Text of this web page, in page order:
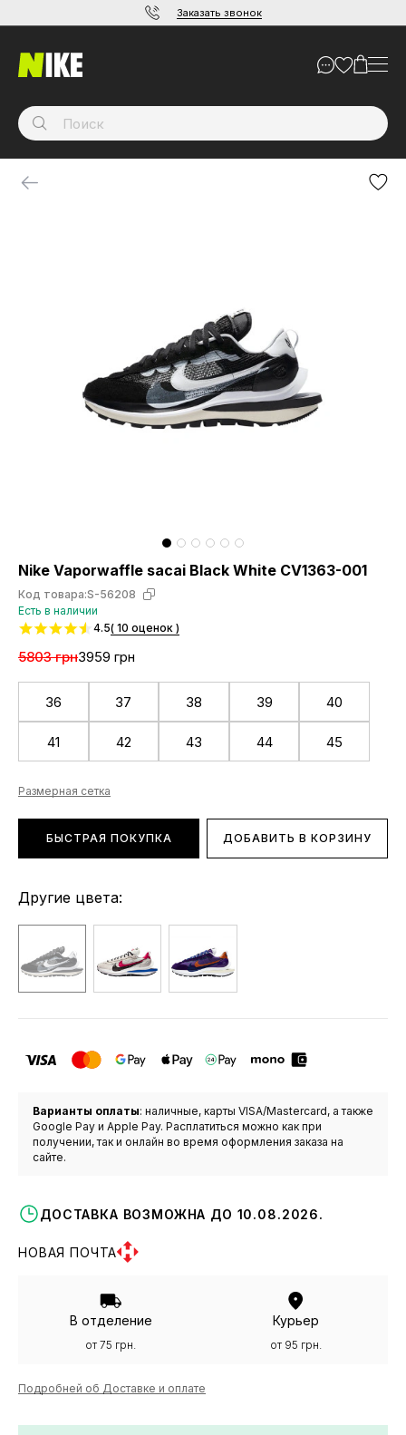
Заказать звонок
Nike Vaporwaffle sacai Black White CV1363-001
Код товара:S-56208
Есть в наличии
4.5( 10 оценок )
5803 грн3959 грн
36 37 38 39 40
41 42 43 44 45
Размерная сетка
БЫСТРАЯ ПОКУПКА ДОБАВИТЬ В КОРЗИНУ
Другие цвета:
Варианты оплаты: наличные, карты VISA/Mastercard, а также
Google Pay и Apple Pay. Расплатиться можно как при
получении, так и онлайн во время оформления заказа на
сайте.
ДОСТАВКА ВОЗМОЖНА ДО 10.08.2026.
НОВАЯ ПОЧТА
В отделение
от 75 грн.
Курьер
от 95 грн.
Подробней об Доставке и оплате